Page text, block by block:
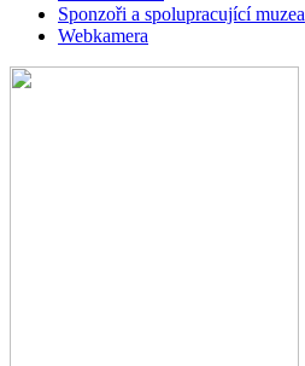
Sponzoři a spolupracující muzea
Webkamera